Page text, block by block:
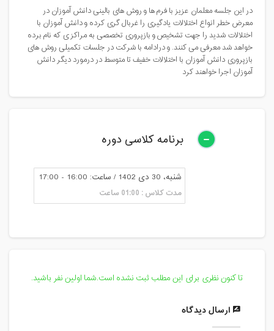
در این جلسه معلمان عزیز با فرم ها و روش های بالینی دانش آموزان در
معرض خطر انواع اختلالات یادگیری را غربال گری کرده و دانش آموزان با
اختلالات شدید را جهت تشخیص و بازپروری تخصصی به مراکز ی که نام برده
خواهد شد معرفی می کنند. و درادامه با شرکت در جلسات تکمیلی روش های
بازپروری دانش آموزان با اختلالات خفیف تا متوسط در درمورد دیگر دانش
آموزان اجرا خواهند کرد
برنامه کلاسی دوره
شنبه، 30 دی 1402 / ساعت: 16:00 - 17:00
مدت کلاس : 01:00 ساعت
تا کنون نظری برای این مطلب ثبت نشده است.شما اولین نفر باشید.
ارسال دیدگاه